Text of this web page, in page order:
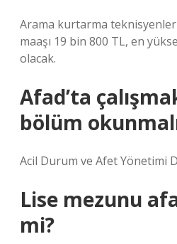
Arama kurtarma
maaşı 19 bin 800 TL, en
olacak.
Afad’ta
bölüm
Acil Durum ve Afet Yönetimi
Lise mezunu
mi?